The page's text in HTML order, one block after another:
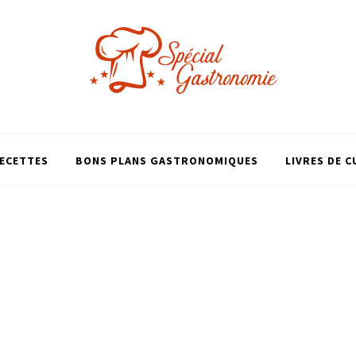
BONS PLANS GASTRONOMIQUES LIVRES DE